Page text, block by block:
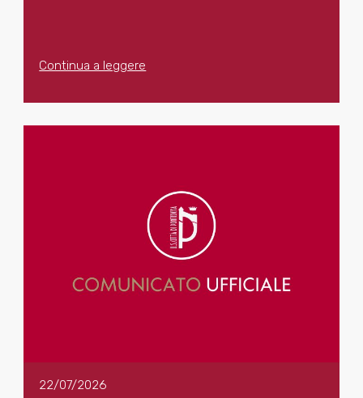
Continua a leggere
22/07/2026